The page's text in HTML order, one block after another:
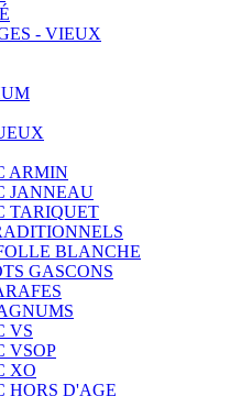
- VIEUX
ARMIN
JANNEAU
TARIQUET
BLANCHE
GASCONS
VS
VSOP
XO
HORS D'AGE